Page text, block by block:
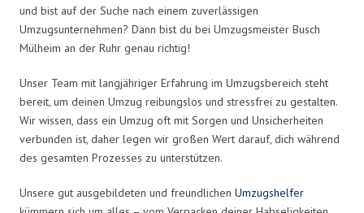
und bist auf der Suche nach einem zuverlässigen
Umzugsunternehmen? Dann bist du bei Umzugsmeister Busch
Mülheim an der Ruhr genau richtig!
Unser Team mit langjähriger Erfahrung im Umzugsbereich steht
bereit, um deinen Umzug reibungslos und stressfrei zu gestalten.
Wir wissen, dass ein Umzug oft mit Sorgen und Unsicherheiten
verbunden ist, daher legen wir großen Wert darauf, dich während
des gesamten Prozesses zu unterstützen.
Unsere gut ausgebildeten und freundlichen Umzugshelfer